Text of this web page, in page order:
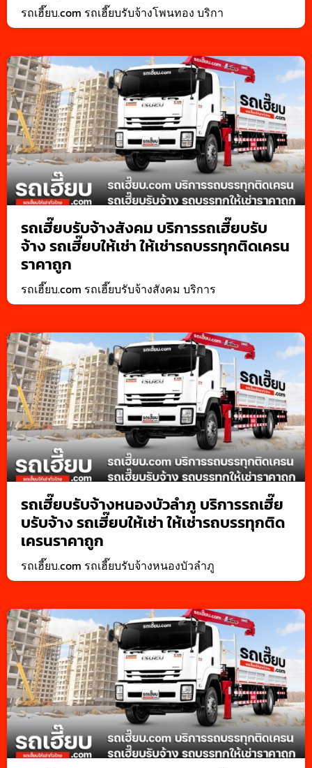
รถเฮี๊ยบ.com รถเฮี๊ยบรับจ้างโพนทอง บริกา
รถเฮี๊ยบรับจ้างสังคม บริการรถเฮี๊ยบรับ
จ้าง รถเฮี๊ยบให้เช่า ให้เช่ารถบรรทุกติดเครน
ราคาถูก
รถเฮี๊ยบ.com รถเฮี๊ยบรับจ้างสังคม บริการ
รถเฮี๊ยบรับจ้างหนองบัวลำภู บริการรถเฮี๊ย
บรับจ้าง รถเฮี๊ยบให้เช่า ให้เช่ารถบรรทุกติด
เครนราคาถูก
รถเฮี๊ยบ.com รถเฮี๊ยบรับจ้างหนองบัวลำภู